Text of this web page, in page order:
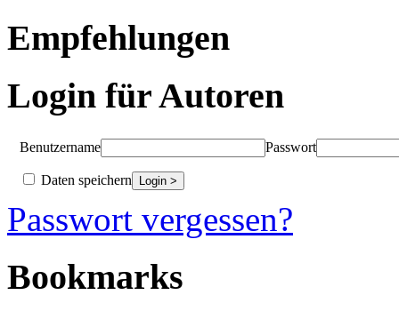
Empfehlungen
Login für Autoren
Benutzername Passwort
Daten speichern
Passwort vergessen?
Bookmarks